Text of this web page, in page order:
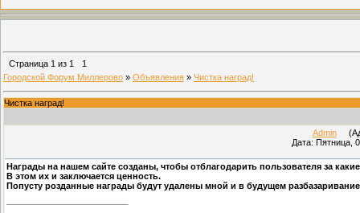
Страница 1 из 1
1
Городской Форум Миллерово » Объявления » Чистка наград!
Чистка наград!
Admin
Дата: Пятница,
Награды на нашем сайте созданы, чтобы отблагодарить пользователя за
В этом их и заключается ценность.
Попусту розданные награды будут удалены мной и в будущем разбазаривание